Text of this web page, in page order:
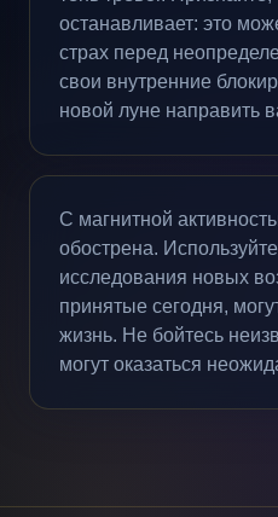
останавливает: это
страх перед
свои внутренние
новой луне направить
С магнитной
обострена.
исследования новых
принятые сегодня,
жизнь. Не бойтесь
могут оказаться